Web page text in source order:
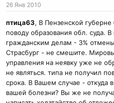
26 Янв 2010
птица63, В Пензенской
поводу образования обл. суда.
гражданским делам - 3%
Страсбург - не смешите.
управления на неявку уже не
не являться. типа не получил
срока. В Вашем случае - откуда
вашей болезни? Вы же не